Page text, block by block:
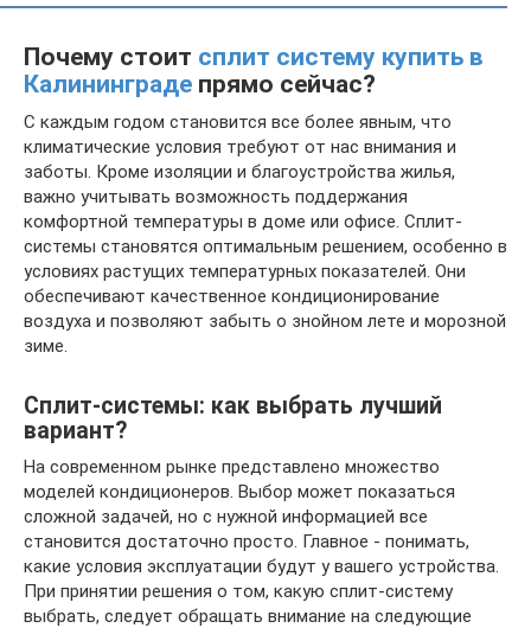
Почему стоит сплит систему купить в
Калининграде прямо сейчас?
С каждым годом становится все более явным, что
климатические условия требуют от нас внимания и
заботы. Кроме изоляции и благоустройства жилья,
важно учитывать возможность поддержания
комфортной температуры в доме или офисе. Сплит-
системы становятся оптимальным решением, особенно в
условиях растущих температурных показателей. Они
обеспечивают качественное кондиционирование
воздуха и позволяют забыть о знойном лете и морозной
зиме.
Сплит-системы: как выбрать лучший
вариант?
На современном рынке представлено множество
моделей кондиционеров. Выбор может показаться
сложной задачей, но с нужной информацией все
становится достаточно просто. Главное - понимать,
какие условия эксплуатации будут у вашего устройства.
При принятии решения о том, какую сплит-систему
выбрать, следует обращать внимание на следующие